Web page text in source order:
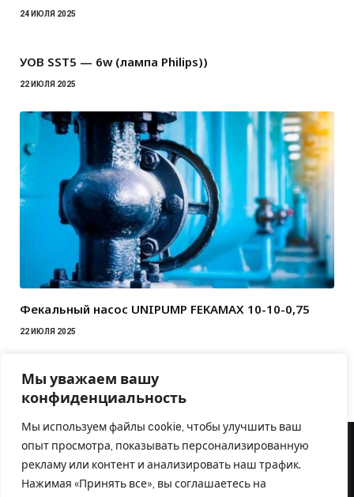
Мы уважаем вашу
конфиденциальность
Мы используем файлы cookie, чтобы улучшить ваш
опыт просмотра, показывать персонализированную
рекламу или контент и анализировать наш трафик.
Нажимая «Принять все», вы соглашаетесь на
24 ИЮЛЯ 2025
УОВ SST5 — 6w (лампа Philips))
22 ИЮЛЯ 2025
Фекальный насос UNIPUMP FEKAMAX 10-10-0,75
22 ИЮЛЯ 2025